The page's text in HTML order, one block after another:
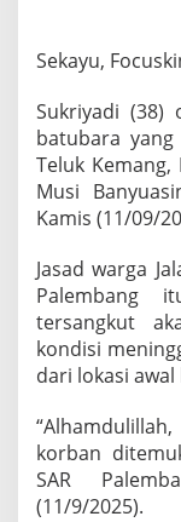
Sekayu,
Sukriyadi (38)
batubara
Teluk Kemang,
Musi
Kamis (11/09/
Jasad warga
Palembang
tersangkut
kondisi
dari lokasi awal
korban
SAR
(11/9/2025).